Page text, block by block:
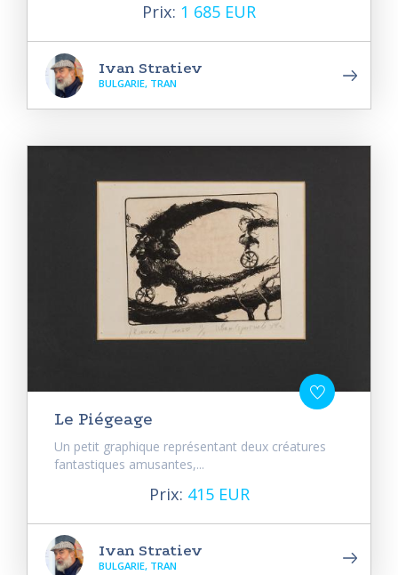
Prix: 1 685 EUR
Ivan Stratiev
BULGARIE, TRAN
Le Piégeage
Un petit graphique représentant deux créatures
fantastiques amusantes,...
Prix: 415 EUR
Ivan Stratiev
BULGARIE, TRAN